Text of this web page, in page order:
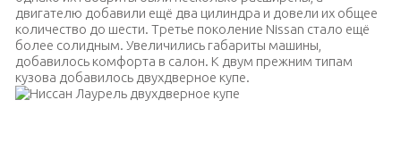
двигателю добавили ещё два цилиндра и довели их общее
количество до шести. Третье поколение Nissan стало ещё
более солидным. Увеличились габариты машины,
добавилось комфорта в салон. К двум прежним типам
кузова добавилось двухдверное купе.